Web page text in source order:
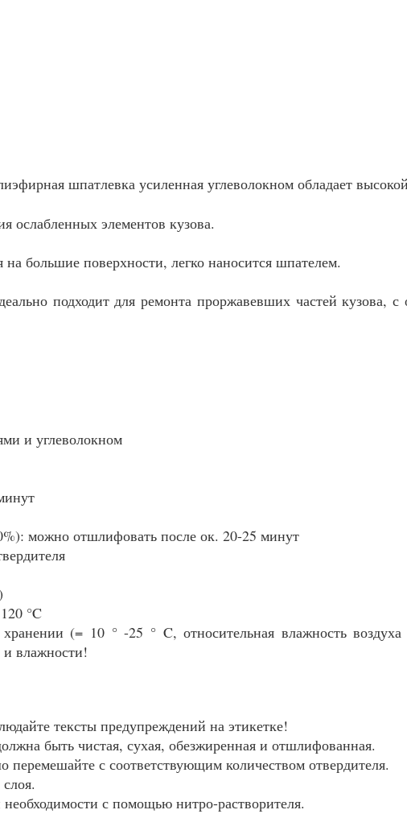
шпатлевка усиленная углеволокном обладает
ослабленных элементов кузова.
большие поверхности, легко наносится шпателем.
подходит для ремонта проржавевших частей кузова,
и углеволокном
можно отшлифовать после ок. 20-25 минут
°C
(= 10 ° -25 ° C, относительная влажность
влажности!
тексты предупреждений на этикетке!
быть чистая, сухая, обезжиренная и отшлифованная.
с соответствующим количеством отвердителя.
с помощью нитро-растворителя.